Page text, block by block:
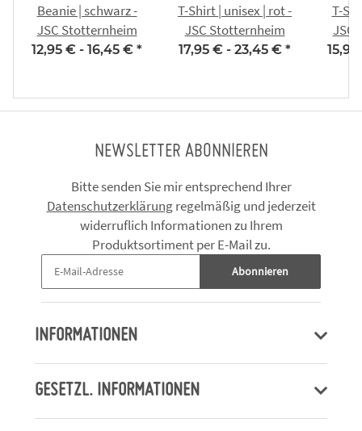
Beanie | schwarz -
JSC Stotternheim
12,95 € - 16,45 € *
T-Shirt | unisex | rot -
JSC Stotternheim
17,95 € - 23,45 € *
T-
JSC
NEWSLETTER ABONNIEREN
Bitte senden Sie mir entsprechend Ihrer
Datenschutzerklärungregelmäßig und jederzeit
widerruflich Informationen zu Ihrem
Produktsortiment per E-Mail zu.
Abonnieren
INFORMATIONEN
GESETZL. INFORMATIONEN